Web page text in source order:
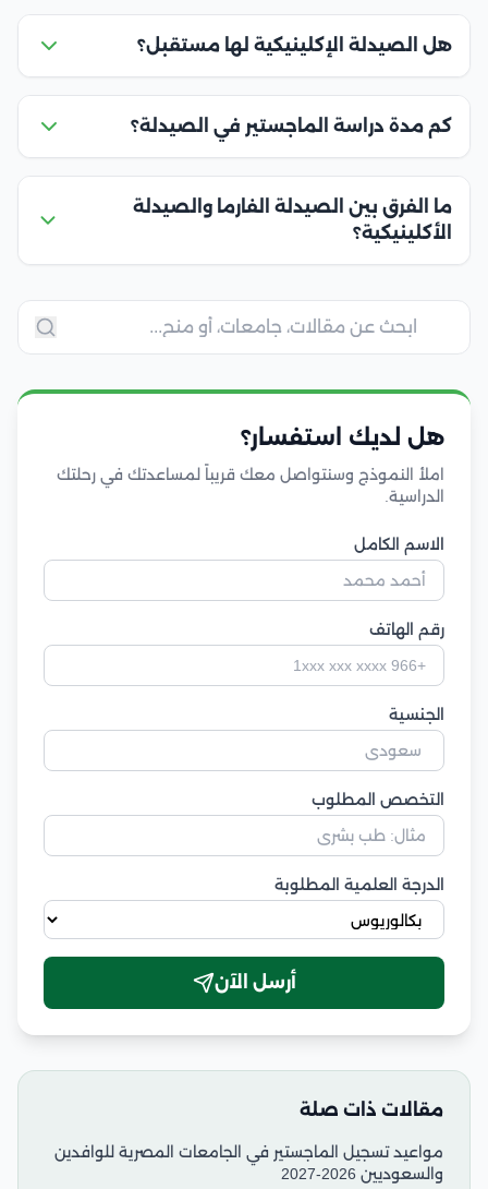
هل الصيدلة الإكلينيكية لها مستقبل؟
كم مدة دراسة الماجستير في الصيدلة؟
ما الفرق بين الصيدلة الفارما والصيدلة
الأكلينيكية؟
هل لديك استفسار؟
املأ النموذج وسنتواصل معك قريباً لمساعدتك في رحلتك
الدراسية.
الاسم الكامل
رقم الهاتف
الجنسية
التخصص المطلوب
الدرجة العلمية المطلوبة
أرسل الآن
مقالات ذات صلة
مواعيد تسجيل الماجستير في الجامعات المصرية للوافدين
والسعوديين 2026-2027